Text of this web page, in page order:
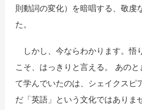
則動詞の変化）を暗唱する、敬虔
た。
しかし、今ならわかります。悟
こそ、はっきりと言える。 あの
て学んでいたのは、シェイクスピ
だ「英語」という文化ではありま